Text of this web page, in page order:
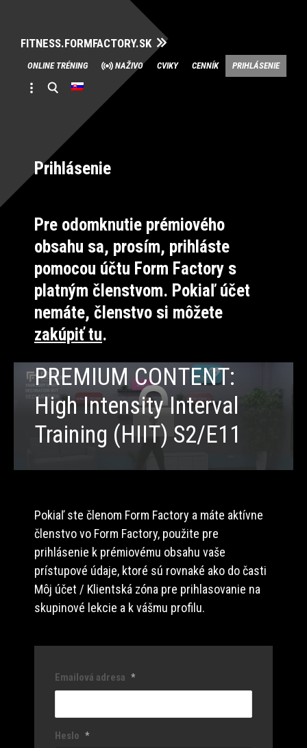
FITNESS.FORMFACTORY.SK
Skip
to
content
ONLINE TRÉNING NAŽIVO CVIKY CENNÍK PRIHLÁSENIE
Prihlásenie
Pre odomknutie prémiového
obsahu sa, prosím, prihláste
pomocou účtu Form Factory s
platným členstvom. Pokiaľ účet
nemáte, členstvo si môžete
zakúpiť tu.
PREMIUM CONTENT:
High Intensity Interval
Training (HIIT) S2/E11
Pokiaľ ste členom Form Factory a máte aktívne
členstvo vo Form Factory, použite pre
prihlásenie k prémiovému obsahu vaše
prístupové údaje, ktoré sú rovnaké ako do časti
Môj účet / Klientská zóna pre prihlasovanie na
skupinové lekcie a k vášmu profilu.
Emailová adresa *
Heslo *